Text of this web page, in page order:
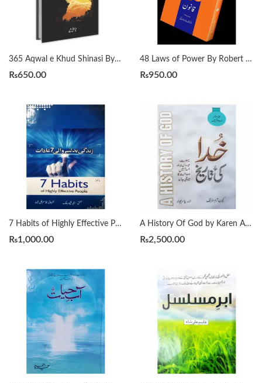
365 Aqwal e Khud Shinasi By Qasim Ali Shah
₨650.00
48 Laws of Power By Robert Greene Urdu Translation By Dr Arif Siddiqui
₨950.00
7 Habits of Highly Effective People زندگی بدلنے والی سات عادات by Qasim Ali Shah
₨1,000.00
A History Of God by Karen Armstrong in Urdu خدا کی تاریخ مترجم یاسر جواد
₨2,500.00